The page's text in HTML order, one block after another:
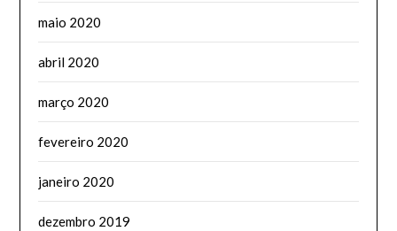
maio 2020
abril 2020
março 2020
fevereiro 2020
janeiro 2020
dezembro 2019